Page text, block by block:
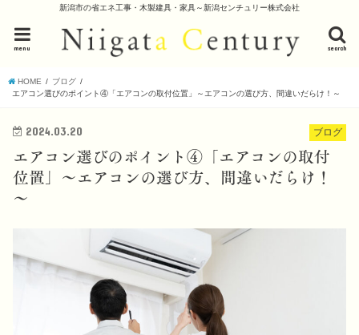
新潟市の省エネ工事・木製建具・家具～新潟センチュリー株式会社
search
menu
HOME
ブログ
エアコン選びのポイント④「エアコンの取付位置」～エアコンの選び方、間違いだらけ！～
ブログ
2024.03.20
エアコン選びのポイント④「エアコンの取付
位置」～エアコンの選び方、間違いだらけ！
～